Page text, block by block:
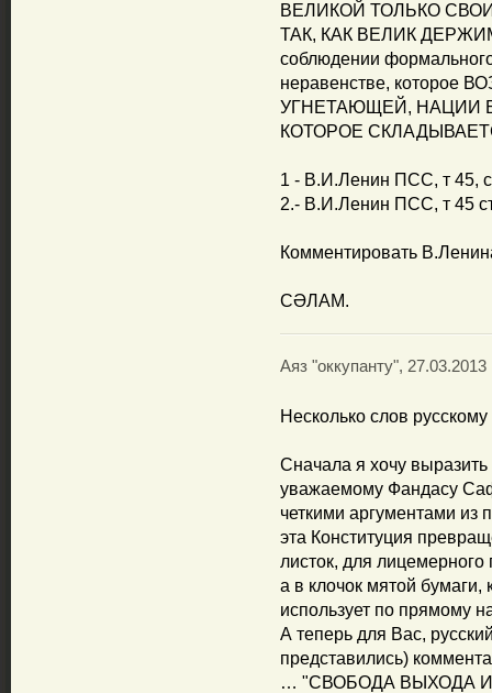
ВЕЛИКОЙ ТОЛЬКО
ТАК, КАК ВЕЛИК
соблюдении
неравенстве,
УГНЕТАЮЩЕЙ, НАЦИИ
КОТОРОЕ
1 - В.И.Ленин ПСС, т 45,
2.- В.И.Ленин ПСС, т 45
Комментировать
СӘЛАМ.
Аяз "оккупанту", 27.03.2013
Несколько слов
Сначала я хочу
уважаемому Фандасу
четкими аргументами из
эта Конституция
листок, для
а в клочок мятой
использует по прямому
А теперь для Вас,
представились)
… "СВОБОДА ВЫХОДА